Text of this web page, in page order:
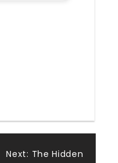
Next: The Hidden